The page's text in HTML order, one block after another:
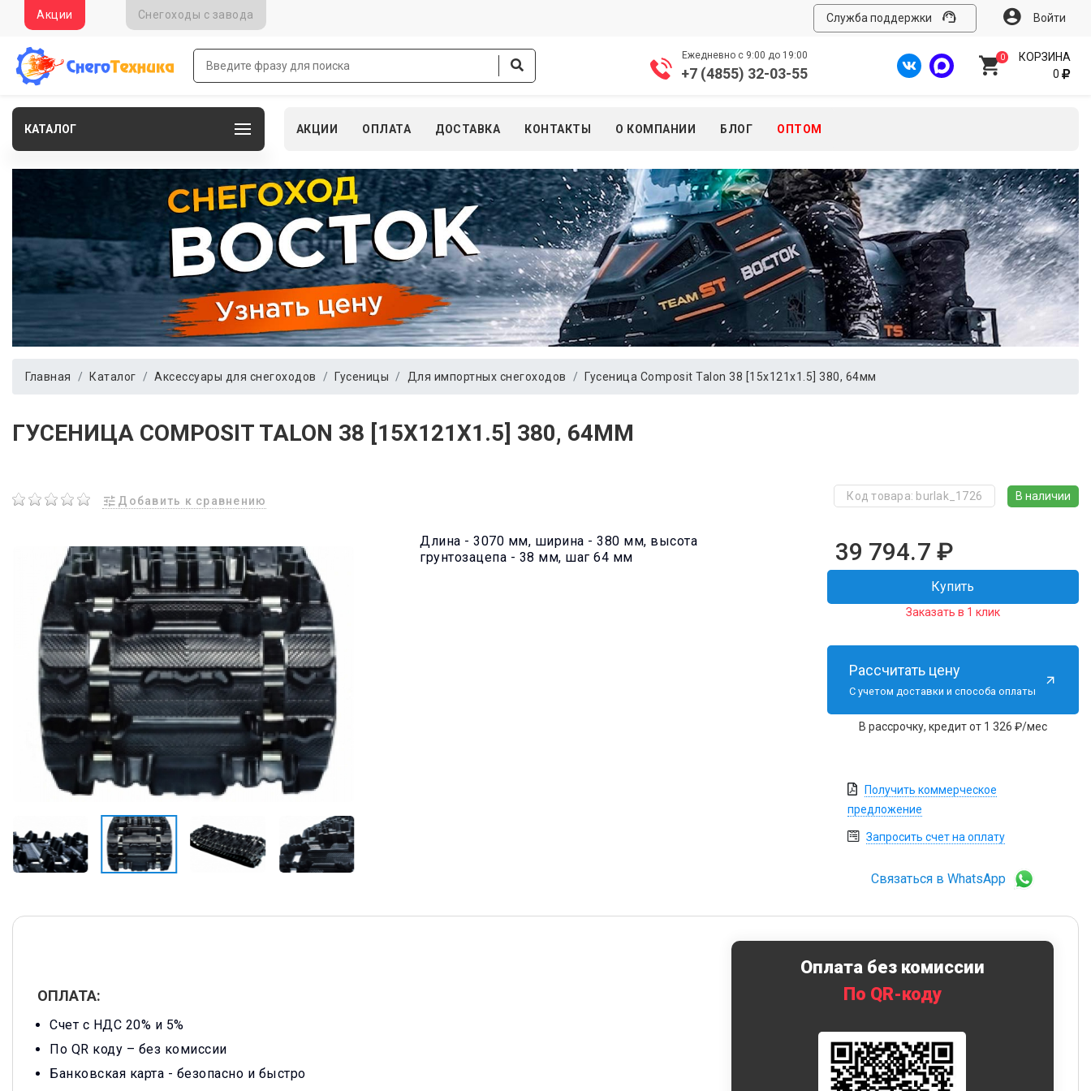
Акции Снегоходы c завода Служба поддержки Войти
Ежедневно с 9:00 до 19:00
+7 (4855) 32-03-55
0
КОРЗИНА
0
КАТАЛОГ АКЦИИ ОПЛАТА ДОСТАВКА КОНТАКТЫ О КОМПАНИИ БЛОГ ОПТОМ
Главная Каталог Аксессуары для снегоходов Гусеницы Для импортных снегоходов Гусеница Сomposit Talon 38 [15x121x1.5] 380, 64мм
ГУСЕНИЦА СOMPOSIT TALON 38 [15X121X1.5] 380, 64ММ
Добавить к сравнению Код товара: burlak_1726 В наличии
Длина - 3070 мм, ширина - 380 мм, высота
грунтозацепа - 38 мм, шаг 64 мм
39 794.7 ₽
Купить
Заказать в 1 клик
Рассчитать цену
С учетом доставки и способа оплаты
В рассрочку, кредит от 1 326 ₽/мес
Получить коммерческое
предложение
Запросить счет на оплату
Связаться в WhatsApp
ОПЛАТА:
Счет с НДС 20% и 5%
По QR коду – без комиссии
Банковская карта - безопасно и быстро
Оплата без комиссии
По QR-коду